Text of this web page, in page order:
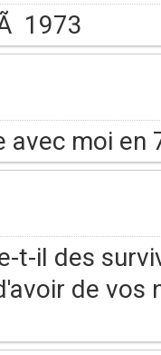
1973
avec moi en
t-il des
de